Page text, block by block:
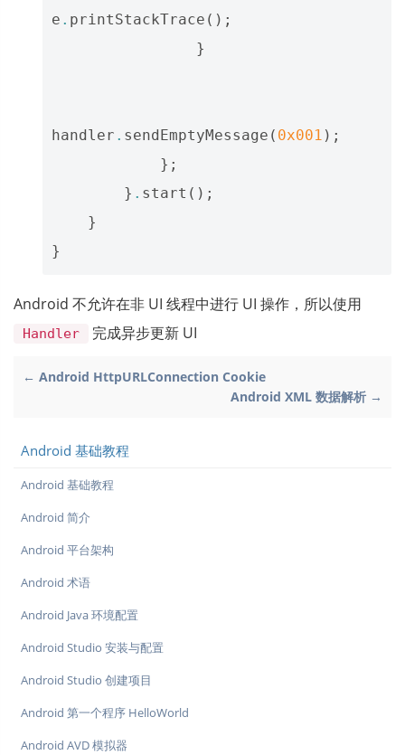
e . printStackTrace ();
}
handler . sendEmptyMessage ( 0x001 );
};
} . start ();
}
}
Android 不允许在非 UI 线程中进行 UI 操作，所以使用
Handler 完成异步更新 UI
← Android HttpURLConnection Cookie
Android XML 数据解析 →
Android 基础教程
Android 基础教程
Android 简介
Android 平台架构
Android 术语
Android Java 环境配置
Android Studio 安装与配置
Android Studio 创建项目
Android 第一个程序 HelloWorld
Android AVD 模拟器